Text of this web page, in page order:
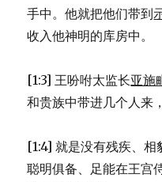
手中。他就把他们带到
收入他神明的库房中。
[1:3] 王吩咐太监长亚施
和贵族中带进几个人来，
[1:4] 就是没有残疾、
聪明俱备、足能在王宫